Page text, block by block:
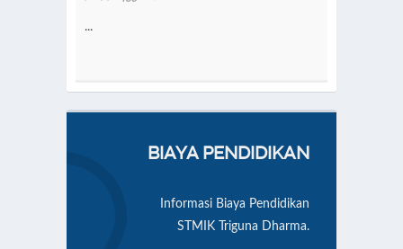
...
BIAYA PENDIDIKAN
Informasi Biaya Pendidikan
STMIK Triguna Dharma.